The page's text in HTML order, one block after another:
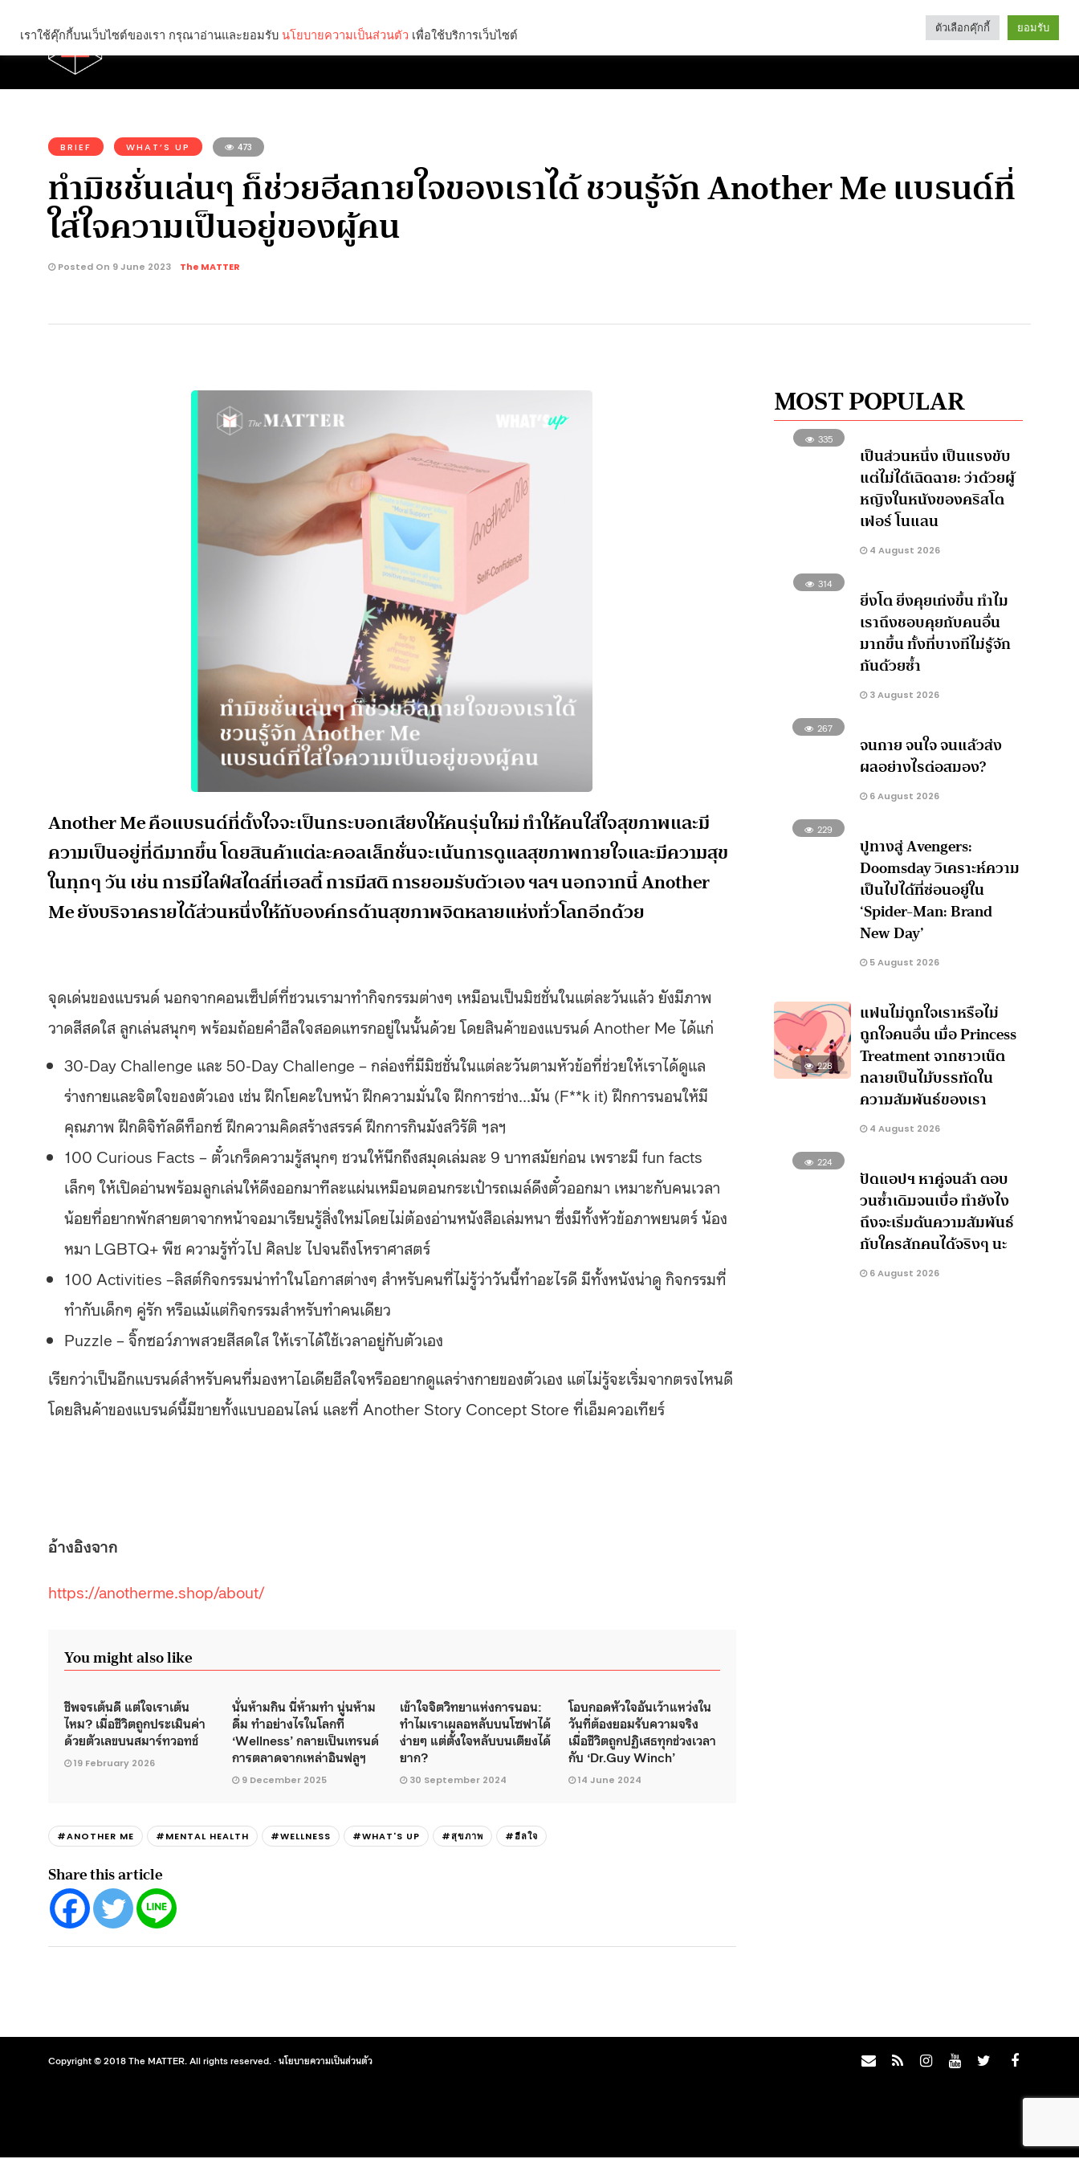
Categories
BRIEF WHAT’S UP 473
ทำมิชชั่นเล่นๆ ก็ช่วยฮีลกายใจของเราได้ ชวนรู้จัก Another Me แบรนด์ที่
ใส่ใจความเป็นอยู่ของผู้คน
Posted On 9 June 2023 The MATTER
Another Me คือแบรนด์ที่ตั้งใจจะเป็นกระบอกเสียงให้คนรุ่นใหม่ ทำให้คนใส่ใจสุขภาพและมี
ความเป็นอยู่ที่ดีมากขึ้น โดยสินค้าแต่ละคอลเล็กชั่นจะเน้นการดูแลสุขภาพกายใจและมีความสุข
ในทุกๆ วัน เช่น การมีไลฟ์สไตล์ที่เฮลตี้ การมีสติ การยอมรับตัวเอง ฯลฯ นอกจากนี้ Another
Me ยังบริจาครายได้ส่วนหนึ่งให้กับองค์กรด้านสุขภาพจิตหลายแห่งทั่วโลกอีกด้วย
จุดเด่นของแบรนด์ นอกจากคอนเซ็ปต์ที่ชวนเรามาทำกิจกรรมต่างๆ เหมือนเป็นมิชชั่นในแต่ละวันแล้ว ยังมีภาพ
วาดสีสดใส ลูกเล่นสนุกๆ พร้อมถ้อยคำฮีลใจสอดแทรกอยู่ในนั้นด้วย โดยสินค้าของแบรนด์ Another Me ได้แก่
30-Day Challenge และ 50-Day Challenge – กล่องที่มีมิชชั่นในแต่ละวันตามหัวข้อที่ช่วยให้เราได้ดูแล
ร่างกายและจิตใจของตัวเอง เช่น ฝึกโยคะใบหน้า ฝึกความมั่นใจ ฝึกการช่าง…มัน (F**k it) ฝึกการนอนให้มี
คุณภาพ ฝึกดิจิทัลดีท็อกซ์ ฝึกความคิดสร้างสรรค์ ฝึกการกินมังสวิรัติ ฯลฯ
100 Curious Facts – ตั๋วเกร็ดความรู้สนุกๆ ชวนให้นึกถึงสมุดเล่มละ 9 บาทสมัยก่อน เพราะมี fun facts
เล็กๆ ให้เปิดอ่านพร้อมลูกเล่นให้ดึงออกมาทีละแผ่นเหมือนตอนกระเป๋ารถเมล์ดึงตั๋วออกมา เหมาะกับคนเวลา
น้อยที่อยากพักสายตาจากหน้าจอมาเรียนรู้สิ่งใหม่โดยไม่ต้องอ่านหนังสือเล่มหนา ซึ่งมีทั้งหัวข้อภาพยนตร์ น้อง
หมา LGBTQ+ พืช ความรู้ทั่วไป ศิลปะ ไปจนถึงโหราศาสตร์
100 Activities –ลิสต์กิจกรรมน่าทำในโอกาสต่างๆ สำหรับคนที่ไม่รู้ว่าวันนี้ทำอะไรดี มีทั้งหนังน่าดู กิจกรรมที่
ทำกับเด็กๆ คู่รัก หรือแม้แต่กิจกรรมสำหรับทำคนเดียว
Puzzle – จิ๊กซอว์ภาพสวยสีสดใส ให้เราได้ใช้เวลาอยู่กับตัวเอง
เรียกว่าเป็นอีกแบรนด์สำหรับคนที่มองหาไอเดียฮีลใจหรืออยากดูแลร่างกายของตัวเอง แต่ไม่รู้จะเริ่มจากตรงไหนดี
โดยสินค้าของแบรนด์นี้มีขายทั้งแบบออนไลน์ และที่ Another Story Concept Store ที่เอ็มควอเทียร์
อ้างอิงจาก
https://anotherme.shop/about/
You might also like
ชีพจรเต้นดี แต่ใจเราเต้น
ไหม? เมื่อชีวิตถูกประเมินค่า
ด้วยตัวเลขบนสมาร์ทวอทช์
19 February 2026
นั่นห้ามกิน นี่ห้ามทำ นู่นห้าม
ดื่ม ทำอย่างไรในโลกที่
‘Wellness’ กลายเป็นเทรนด์
การตลาดจากเหล่าอินฟลูฯ
9 December 2025
เข้าใจจิตวิทยาแห่งการนอน:
ทำไมเราเผลอหลับบนโซฟาได้
ง่ายๆ แต่ตั้งใจหลับบนเตียงได้
ยาก?
30 September 2024
โอบกอดหัวใจอันเว้าแหว่งใน
วันที่ต้องยอมรับความจริง
เมื่อชีวิตถูกปฏิเสธทุกช่วงเวลา
กับ ‘Dr.Guy Winch’
14 June 2024
#ANOTHER ME #MENTAL HEALTH #WELLNESS #WHAT'S UP #สุขภาพ #ฮีลใจ
Share this article
MOST POPULAR
335
เป็นส่วนหนึ่ง เป็นแรงขับ
แต่ไม่ได้เฉิดฉาย: ว่าด้วยผู้
หญิงในหนังของคริสโต
เฟอร์ โนแลน
4 August 2026
314
ยิ่งโต ยิ่งคุยเก่งขึ้น ทำไม
เราถึงชอบคุยกับคนอื่น
มากขึ้น ทั้งที่บางทีไม่รู้จัก
กันด้วยซ้ำ
3 August 2026
267
จนกาย จนใจ จนแล้วส่ง
ผลอย่างไรต่อสมอง?
6 August 2026
229
ปูทางสู่ Avengers:
Doomsday วิเคราะห์ความ
เป็นไปได้ที่ซ่อนอยู่ใน
‘Spider-Man: Brand
New Day’
5 August 2026
228
แฟนไม่ถูกใจเราหรือไม่
ถูกใจคนอื่น เมื่อ Princess
Treatment จากชาวเน็ต
กลายเป็นไม้บรรทัดใน
ความสัมพันธ์ของเรา
4 August 2026
224
ปัดแอปฯ หาคู่จนล้า ตอบ
วนซ้ำเดิมจนเบื่อ ทำยังไง
ถึงจะเริ่มต้นความสัมพันธ์
กับใครสักคนได้จริงๆ นะ
6 August 2026
Copyright © 2018 The MATTER. All rights reserved. ·นโยบายความเป็นส่วนตัว
เราใช้คุ๊กกี้บนเว็บไซต์ของเรา กรุณาอ่านและยอมรับ นโยบายความเป็นส่วนตัว เพื่อใช้บริการเว็บไซต์ ตัวเลือกคุ๊กกี้ ยอมรับ